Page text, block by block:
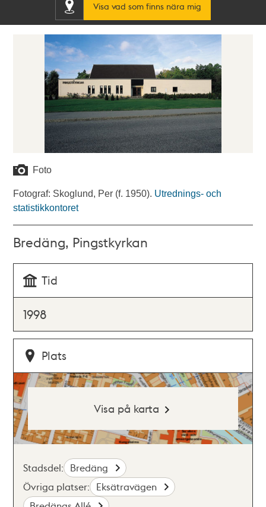
Visa vad som finns nära mig
Foto
Fotograf: Skoglund, Per (f. 1950). Utrednings- och
statistikkontoret
Bredäng, Pingstkyrkan
Tid
1998
Plats
Visa på karta
Stadsdel: Bredäng
Övriga platser: Eksätravägen